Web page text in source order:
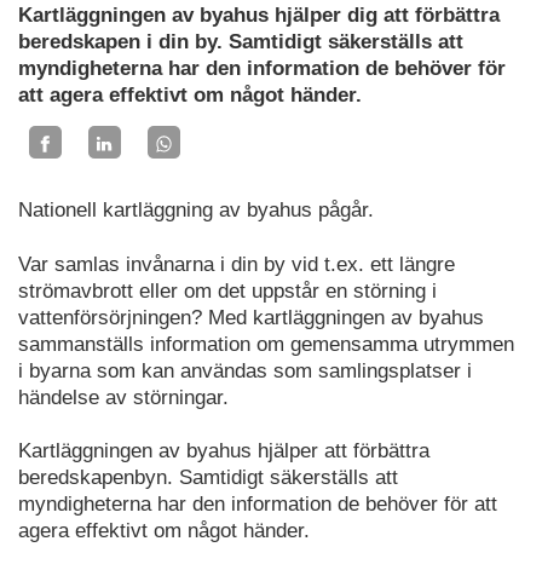
Kartläggningen av byahus hjälper dig att förbättra
beredskapen i din by. Samtidigt säkerställs att
myndigheterna har den information de behöver för
att agera effektivt om något händer.
Nationell kartläggning av byahus pågår.
Var samlas invånarna i din by vid t.ex. ett längre
strömavbrott eller om det uppstår en störning i
vattenförsörjningen? Med kartläggningen av byahus
sammanställs information om gemensamma utrymmen
i byarna som kan användas som samlingsplatser i
händelse av störningar.
Kartläggningen av byahus hjälper att förbättra
beredskapenbyn. Samtidigt säkerställs att
myndigheterna har den information de behöver för att
agera effektivt om något händer.